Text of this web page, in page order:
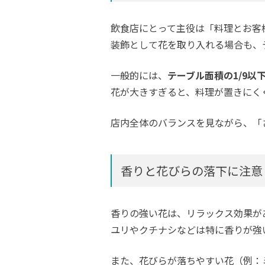
飲食店にとって主役は「料理とお客
装飾として花を取り入れる場合も
一般的には、 テーブル面積の1/9以
花が大きすぎると、料理が置きに
店内全体のバランスを見ながら、
香りと花びらの落下に注意
香りの強い花は、リラックス効果
ユリやクチナシなどは特に香りが
また、花びらが落ちやすい花（例